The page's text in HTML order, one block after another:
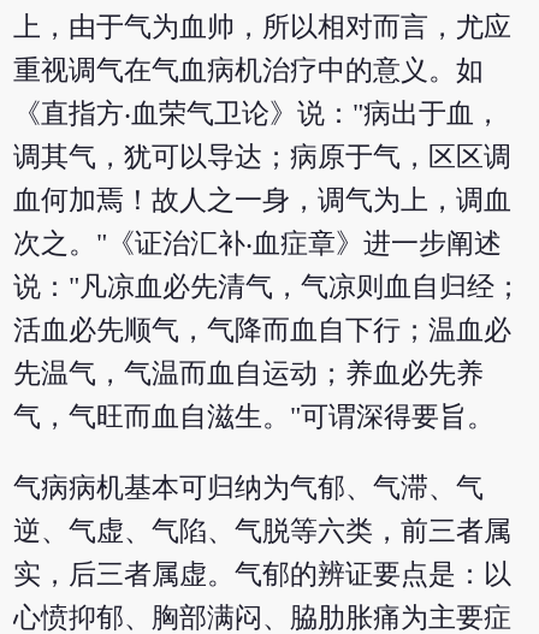
上，由于气为血帅，所以相对而言，尤应
重视调气在气血病机治疗中的意义。如
《直指方‧血荣气卫论》说："病出于血，
调其气，犹可以导达；病原于气，区区调
血何加焉！故人之一身，调气为上，调血
次之。"《证治汇补‧血症章》进一步阐述
说："凡凉血必先清气，气凉则血自归经；
活血必先顺气，气降而血自下行；温血必
先温气，气温而血自运动；养血必先养
气，气旺而血自滋生。"可谓深得要旨。
气病病机基本可归纳为气郁、气滞、气
逆、气虚、气陷、气脱等六类，前三者属
实，后三者属虚。气郁的辨证要点是：以
心愤抑郁、胸部满闷、脇肋胀痛为主要症